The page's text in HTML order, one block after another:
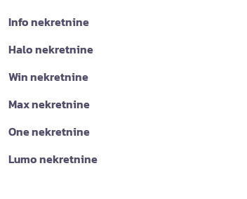
Info nekretnine
Halo nekretnine
Win nekretnine
Max nekretnine
One nekretnine
Lumo nekretnine